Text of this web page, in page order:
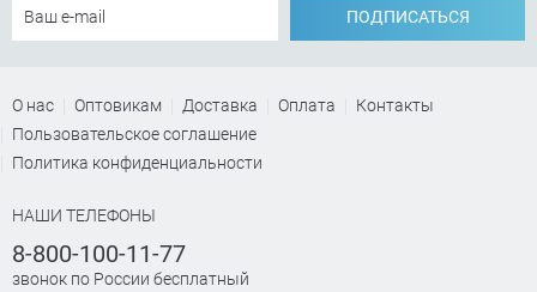
ПОДПИСАТЬСЯ
О нас Оптовикам Доставка Оплата
Контакты
Пользовательское соглашение
Политика конфиденциальности
НАШИ ТЕЛЕФОНЫ
8-800-100-11-77
звонок по России бесплатный